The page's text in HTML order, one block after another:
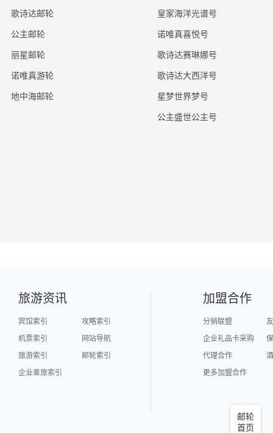
歌诗达邮轮
公主邮轮
丽星邮轮
诺唯真游轮
地中海邮轮
皇家海洋光谱号
诺唯真喜悦号
歌诗达赛琳娜号
歌诗达大西洋号
星梦世界梦号
公主盛世公主号
邮轮
首页
旅游资讯
宾馆索引
攻略索引
机票索引
网站导航
旅游索引
邮轮索引
企业差旅索引
加盟合作
分销联盟
企业礼品卡采购
代理合作
更多加盟合作